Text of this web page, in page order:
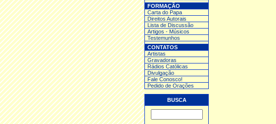
FORMAÇÃO
Carta do Papa
Direitos Autorais
Lista de Discussão
Artigos - Músicos
Testemunhos
CONTATOS
Artistas
Gravadoras
Rádios Católicas
Divulgação
Fale Conosco!
Pedido de Orações
BUSCA